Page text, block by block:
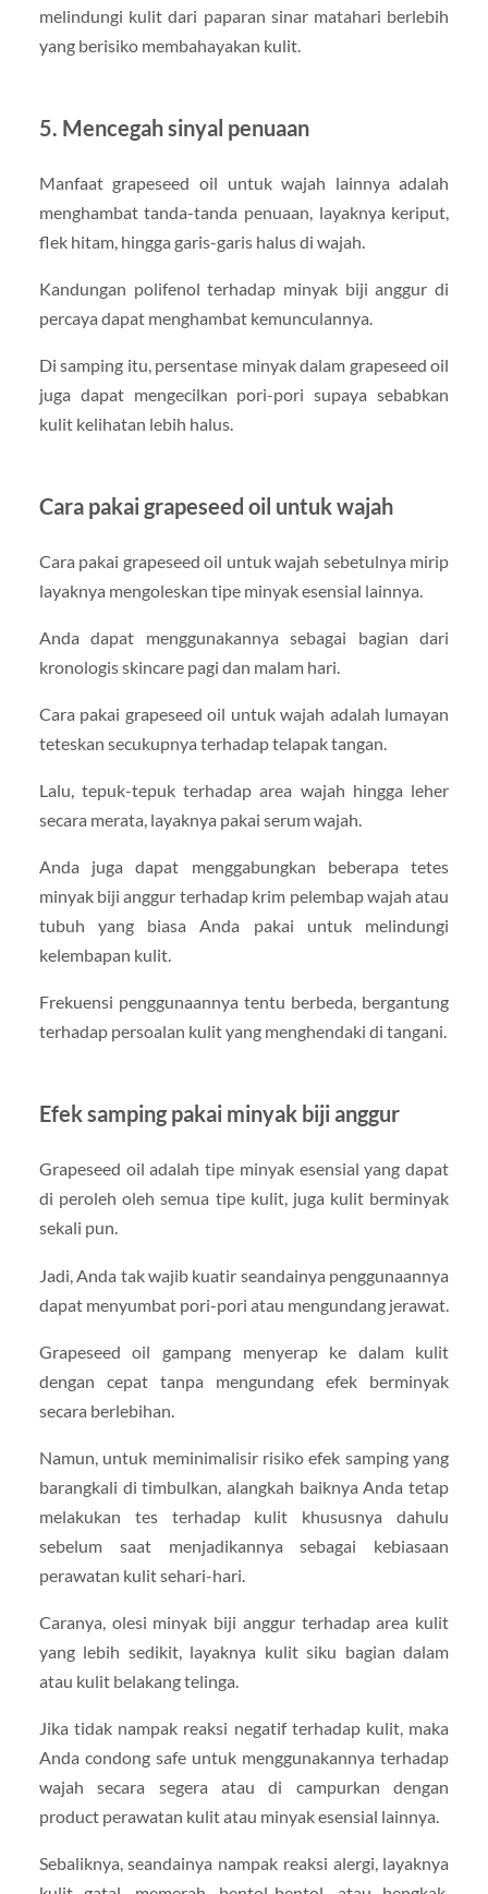
melindungi kulit dari paparan sinar matahari berlebih
yang berisiko membahayakan kulit.
5. Mencegah sinyal penuaan
Manfaat grapeseed oil untuk wajah lainnya adalah
menghambat tanda-tanda penuaan, layaknya keriput,
flek hitam, hingga garis-garis halus di wajah.
Kandungan polifenol terhadap minyak biji anggur di
percaya dapat menghambat kemunculannya.
Di samping itu, persentase minyak dalam grapeseed oil
juga dapat mengecilkan pori-pori supaya sebabkan
kulit kelihatan lebih halus.
Cara pakai grapeseed oil untuk wajah
Cara pakai grapeseed oil untuk wajah sebetulnya mirip
layaknya mengoleskan tipe minyak esensial lainnya.
Anda dapat menggunakannya sebagai bagian dari
kronologis skincare pagi dan malam hari.
Cara pakai grapeseed oil untuk wajah adalah lumayan
teteskan secukupnya terhadap telapak tangan.
Lalu, tepuk-tepuk terhadap area wajah hingga leher
secara merata, layaknya pakai serum wajah.
Anda juga dapat menggabungkan beberapa tetes
minyak biji anggur terhadap krim pelembap wajah atau
tubuh yang biasa Anda pakai untuk melindungi
kelembapan kulit.
Frekuensi penggunaannya tentu berbeda, bergantung
terhadap persoalan kulit yang menghendaki di tangani.
Efek samping pakai minyak biji anggur
Grapeseed oil adalah tipe minyak esensial yang dapat
di peroleh oleh semua tipe kulit, juga kulit berminyak
sekali pun.
Jadi, Anda tak wajib kuatir seandainya penggunaannya
dapat menyumbat pori-pori atau mengundang jerawat.
Grapeseed oil gampang menyerap ke dalam kulit
dengan cepat tanpa mengundang efek berminyak
secara berlebihan.
Namun, untuk meminimalisir risiko efek samping yang
barangkali di timbulkan, alangkah baiknya Anda tetap
melakukan tes terhadap kulit khususnya dahulu
sebelum saat menjadikannya sebagai kebiasaan
perawatan kulit sehari-hari.
Caranya, olesi minyak biji anggur terhadap area kulit
yang lebih sedikit, layaknya kulit siku bagian dalam
atau kulit belakang telinga.
Jika tidak nampak reaksi negatif terhadap kulit, maka
Anda condong safe untuk menggunakannya terhadap
wajah secara segera atau di campurkan dengan
product perawatan kulit atau minyak esensial lainnya.
Sebaliknya, seandainya nampak reaksi alergi, layaknya